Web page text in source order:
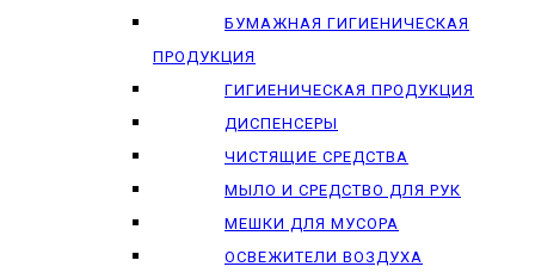
БУМАЖНАЯ ГИГИЕНИЧЕСКАЯ
ПРОДУКЦИЯ
ГИГИЕНИЧЕСКАЯ ПРОДУКЦИЯ
ДИСПЕНСЕРЫ
ЧИСТЯЩИЕ СРЕДСТВА
МЫЛО И СРЕДСТВО ДЛЯ РУК
МЕШКИ ДЛЯ МУСОРА
ОСВЕЖИТЕЛИ ВОЗДУХА